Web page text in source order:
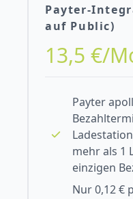
Payter-
auf Public)
13,5 €/
Payter
mehr als 1
einzigen
Nur 0,12 €